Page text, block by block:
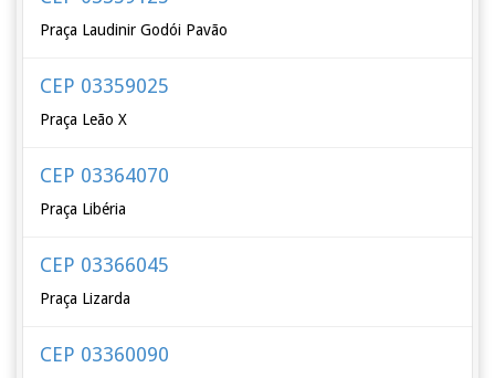
Praça Laudinir Godói Pavão
CEP 03359025
Praça Leão X
CEP 03364070
Praça Libéria
CEP 03366045
Praça Lizarda
CEP 03360090